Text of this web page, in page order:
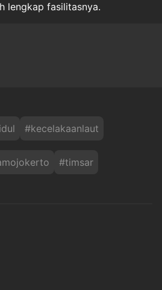
lengkap fasilitasnya.
#kecelakaanlaut
#timsar